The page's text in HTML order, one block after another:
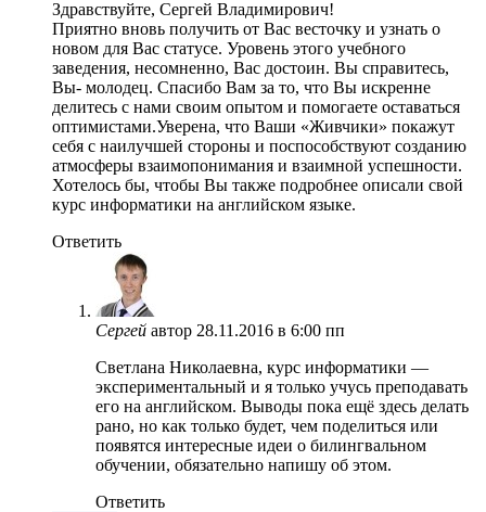
Здравствуйте, Сергей Владимирович!
Приятно вновь получить от Вас весточку и узнать о
новом для Вас статусе. Уровень этого учебного
заведения, несомненно, Вас достоин. Вы справитесь,
Вы- молодец. Спасибо Вам за то, что Вы искренне
делитесь с нами своим опытом и помогаете оставаться
оптимистами.Уверена, что Ваши «Живчики» покажут
себя с наилучшей стороны и поспособствуют созданию
атмосферы взаимопонимания и взаимной успешности.
Хотелось бы, чтобы Вы также подробнее описали свой
курс информатики на английском языке.
Ответить
Сергей автор 28.11.2016 в 6:00 пп
Светлана Николаевна, курс информатики —
экспериментальный и я только учусь преподавать
его на английском. Выводы пока ещё здесь делать
рано, но как только будет, чем поделиться или
появятся интересные идеи о билингвальном
обучении, обязательно напишу об этом.
Ответить